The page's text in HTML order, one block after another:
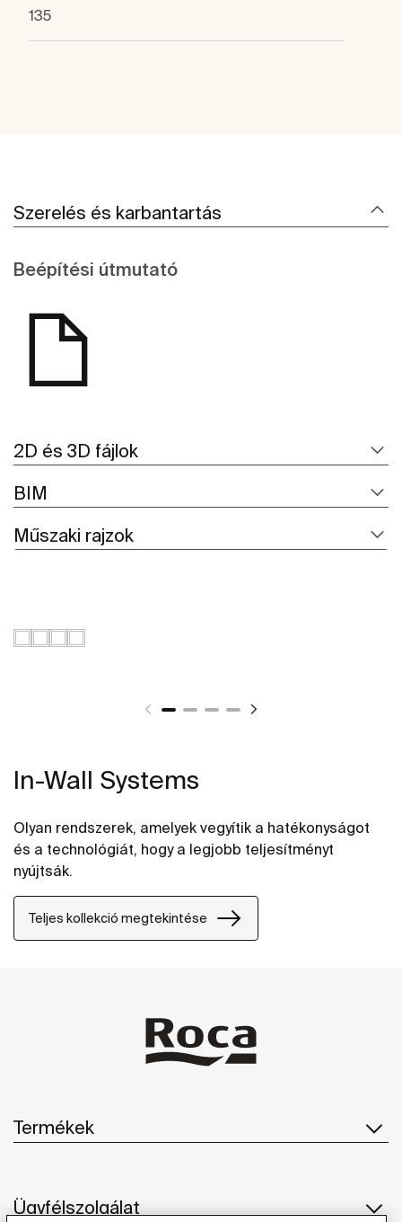
135
Szerelés és karbantartás
Beépítési útmutató
2D és 3D fájlok
BIM
Műszaki rajzok
In-Wall Systems
Olyan rendszerek, amelyek vegyítik a hatékonyságot
és a technológiát, hogy a legjobb teljesítményt
nyújtsák.
Teljes kollekció megtekintése
Termékek
Ügyfélszolgálat